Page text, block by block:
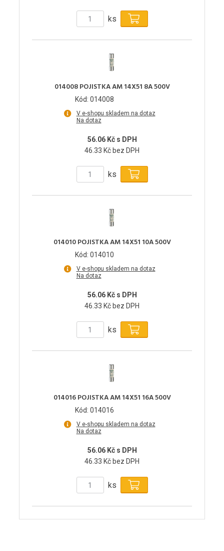
ks
014008 POJISTKA AM 14X51 8A 500V
Kód: 014008
V e-shopu skladem na dotaz
Na dotaz
56.06 Kč s DPH
46.33 Kč bez DPH
ks
014010 POJISTKA AM 14X51 10A 500V
Kód: 014010
V e-shopu skladem na dotaz
Na dotaz
56.06 Kč s DPH
46.33 Kč bez DPH
ks
014016 POJISTKA AM 14X51 16A 500V
Kód: 014016
V e-shopu skladem na dotaz
Na dotaz
56.06 Kč s DPH
46.33 Kč bez DPH
ks